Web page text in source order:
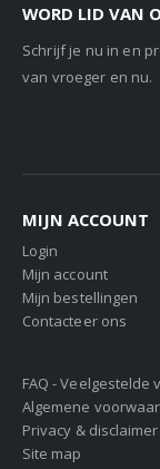
WORD LID VAN
Schrijf je nu in en
van vroeger en nu.
MIJN ACCOUNT
Login
Mijn account
Mijn bestellingen
Contacteer ons
FAQ - Veelgestelde
Algemene
Privacy & disclaimer
Site map